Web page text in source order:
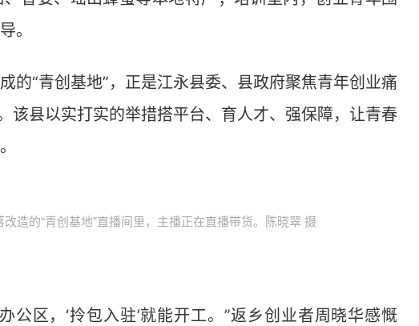
。
“青创基地”，正是江永县委、县政府聚焦青年创业痛
该县以实打实的举措搭平台、育人才、强保障，让青春
造的“青创基地”直播间里，主播正在直播带货。陈晓翠 摄
区，‘拎包入驻’就能开工。”返乡创业者周晓华感慨